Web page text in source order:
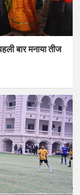
बार मनाया तीज